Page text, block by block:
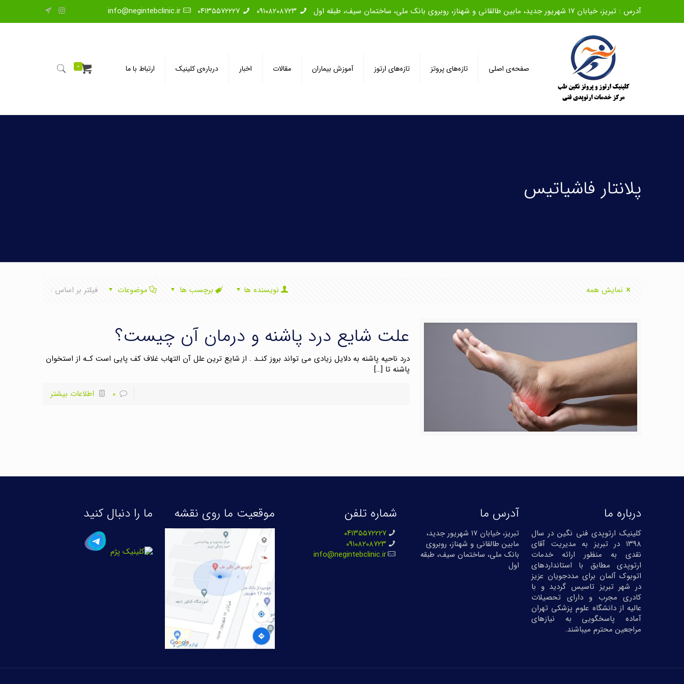
آدرس : تبریز، خیابان ۱۷ شهریور جدید، مابین طالقانی و شهناز، روبروی بانک ملی، ساختمان سیف، طبقه اول ۰۹۱۰۸۲۰۸۷۲۳ ۰۴۱۳۵۵۷۲۲۲۷ info@negintebclinic.ir
صفحه‌ی اصلی تازه‌های پروتز تازه‌های ارتوز آموزش بیماران مقالات اخبار درباره‌ی کلینیک ارتباط با ما 0
پلانتار فاشیاتیس
فیلتر بر اساس : موضوعات برچسب ها نویسنده ها نمایش همه
علت شایع درد پاشنه و درمان آن چیست؟
درد ناحیه پاشنه به دلایل زیادی می تواند بروز کنـد . از شایع ترین علل آن التهاب غلاف کف پایی است کـه از استخوان
پاشنه تا […]
0
اطلاعات بیشتر
درباره ما
کلینیک ارتوپدی فنی نگین در سال
۱۳۹۸ در تبریز به مدیریت آقای
نقدی به منظور ارائه خدمات
ارتوپدی مطابق با استانداردهای
اتوبوک آلمان برای مددجویان عزیز
در شهر تبریز تاسیس گردید و با
کادری مجرب و دارای تحصیلات
عالیه از دانشگاه علوم پزشکی تهران
آماده پاسخگویی به نیازهای
مراجعین محترم میباشند.
آدرس ما
تبریز، خیابان ۱۷ شهریور جدید،
مابین طالقانی و شهناز، روبروی
بانک ملی، ساختمان سیف، طبقه
اول
شماره تلفن
۰۴۱۳۵۵۷۲۲۲۷
۰۹۱۰۸۲۰۸۷۲۳
info@negintebclinic.ir
موقعیت ما روی نقشه ما را دنبال کنید